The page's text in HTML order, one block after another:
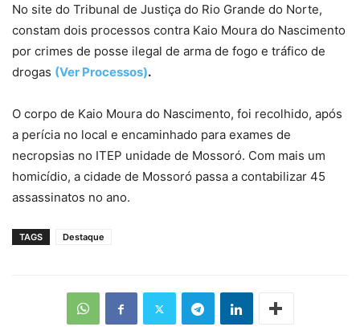
No site do Tribunal de Justiça do Rio Grande do Norte,
constam dois processos contra Kaio Moura do Nascimento
por crimes de posse ilegal de arma de fogo e tráfico de
drogas (Ver Processos).
O corpo de Kaio Moura do Nascimento, foi recolhido, após
a perícia no local e encaminhado para exames de
necropsias no ITEP unidade de Mossoró. Com mais um
homicídio, a cidade de Mossoró passa a contabilizar 45
assassinatos no ano.
TAGS Destaque